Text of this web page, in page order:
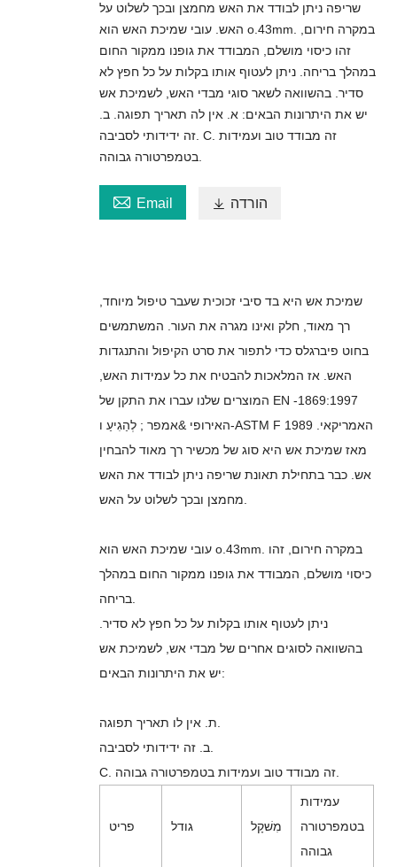
שריפה ניתן לבודד את האש מחמצן ובכך לשלוט על
האש. עובי שמיכת האש הוא o.43mm. במקרה חירום,
זהו כיסוי מושלם, המבודד את גופנו ממקור החום
במהלך בריחה. ניתן לעטוף אותו בקלות על כל חפץ לא
סדיר. בהשוואה לשאר סוגי מבדי האש, לשמיכת אש
יש את היתרונות הבאים: א. אין לה תאריך תפוגה. ב.
זה ידידותי לסביבה. C. זה מבודד טוב ועמידות
בטמפרטורה גבוהה.
 Email  הורדה
שמיכת אש היא בד סיבי זכוכית שעבר טיפול מיוחד,
רך מאוד, חלק ואינו מגרה את העור. המשתמשים
בחוט פיברגלס כדי לתפור את סרט הקיפול והתנגדות
האש. אז המלאכות להבטיח את כל עמידות האש,
המוצרים שלנו עברו את התקן של EN -1869:1997
האירופי &אמפר ; לְהַגִיעַ ו-ASTM F 1989 האמריקאי.
מאז שמיכת אש היא סוג של מכשיר רך מאוד להבחין
אש. כבר בתחילת תאונת שריפה ניתן לבודד את האש
עובי שמיכת האש הוא o.43mm. במקרה חירום, זהו
כיסוי מושלם, המבודד את גופנו ממקור החום במהלך
בריחה.
ניתן לעטוף אותו בקלות על כל חפץ לא סדיר.
בהשוואה לסוגים אחרים של מבדי אש, לשמיכת אש
יש את היתרונות הבאים:
ב. זה ידידותי לסביבה.
C. זה מבודד טוב ועמידות בטמפרטורה גבוהה.
פריט גודל מִשׁקָל
עמידות
בטמפרטורה
גבוהה